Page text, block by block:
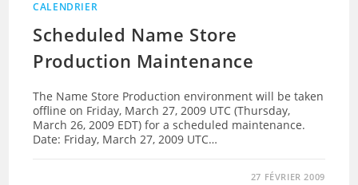
CALENDRIER
Scheduled Name Store
Production Maintenance
The Name Store Production environment will be taken
offline on Friday, March 27, 2009 UTC (Thursday,
March 26, 2009 EDT) for a scheduled maintenance.
Date: Friday, March 27, 2009 UTC…
27 FÉVRIER 2009